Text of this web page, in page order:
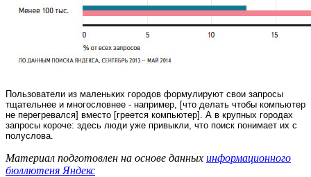
Пользователи из маленьких городов формулируют свои запросы
тщательнее и многословнее - например, [что делать чтобы компьютер
не перегревался] вместо [греется компьютер]. А в крупных городах
запросы короче: здесь люди уже привыкли, что поиск понимает их с
полуслова.
Материал подготовлен на основе данных информационного
бюллютеня Яндекс